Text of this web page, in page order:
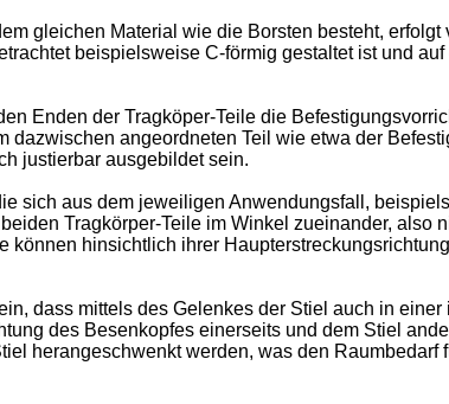
gleichen Material wie die Borsten besteht,
beispielsweise C-förmig gestaltet ist und
Enden der Tragköper-Teile die
angeordneten Teil wie etwa der
justierbar ausgebildet sein.
sich aus dem jeweiligen Anwendungsfall,
Tragkörper-Teile im Winkel zueinander, also
hinsichtlich ihrer
dass mittels des Gelenkes der Stiel auch in
des Besenkopfes einerseits und dem Stiel
herangeschwenkt werden, was den Raumbedarf